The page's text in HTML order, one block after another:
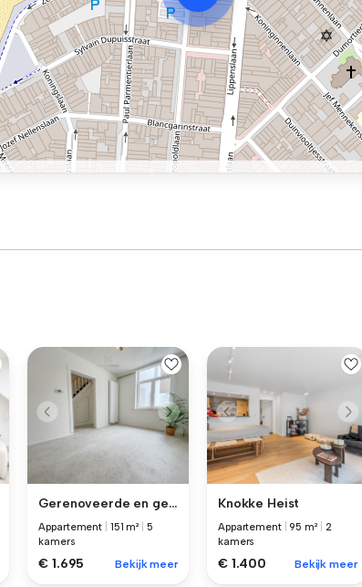
Gerenoveerde en gezellige s...
Appartement 151 m²
5
kamers
€ 1.695 Bekijk meer
Knokke Heist
Appartement |95 m²
2
kamers
€ 1.400 Bekijk meer